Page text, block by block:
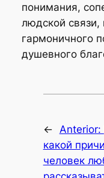
понимания,
людской
гармоничного
душевного
← Anterior:
какой
человек